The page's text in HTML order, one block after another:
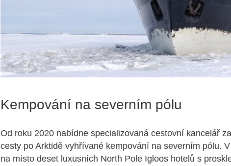
Kempování na severním pólu
Od roku 2020 nabídne specializovaná cestovní kancelář
cesty po Arktidě vyhřívané kempování na severním pólu.
na místo deset luxusních North Pole Igloos hotelů s